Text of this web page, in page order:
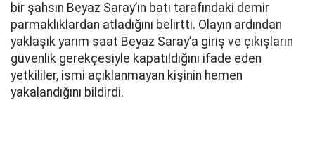
bir şahsın Beyaz Saray’ın batı tarafındaki demir
parmaklıklardan atladığını belirtti. Olayın ardından
yaklaşık yarım saat Beyaz Saray’a giriş ve çıkışların
güvenlik gerekçesiyle kapatıldığını ifade eden
yetkililer, ismi açıklanmayan kişinin hemen
yakalandığını bildirdi.